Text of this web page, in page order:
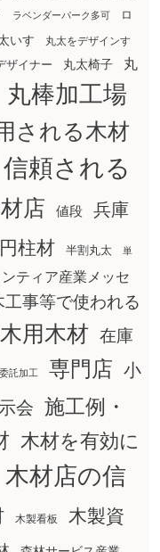
ラベンダーパーク多可
ロ
いす
丸太をデザインす
ザイナー 丸太椅子 丸
丸棒加工場
される木材
信頼される
店 値段
兵庫
円柱材 半割丸太 単
ティア産業メッセ
工事等で使われる
用木材 在庫
委託加工 専門店 小
会 施工例・
木材を有効に
木材店の信
木製看板
木製資